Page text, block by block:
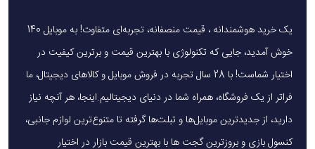
یک خرید هوشمندانه ، قیمت منصفانه، تجربه‌ای متفاوت! به موبایل 140
خوش آمدید، جایی که تکنولوژی با بهترین قیمت و برترین کیفیت در
اختیار شماست! با 28 سال تجربه در فروش موبایل و کالاهای دیجیتال، ما
فراتر از یک فروشگاه، همراه شما در دنیای دیجیتالیم.اینجا، هر آنچه نیاز
دارید، از جدیدترین موبایل‌ها و تبلت‌ها گرفته تا متنوع‌ترین لوازم جانبی،
کنسول بازی و بروزترین گجت ها با بهترین قیمت بازار در اختیار